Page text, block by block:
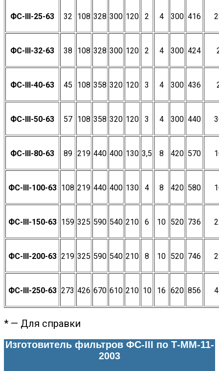
ФС-III-25-63 32 108 328 300 120 2 4 300 416
ФС-III-32-63 38 108 328 300 120 2 4 300 424
ФС-III-40-63 45 108 358 320 120 3 4 300 436
ФС-III-50-63 57 108 358 320 120 3 4 300 440
ФС-III-80-63 89 219 440 400 130 3,5 8 420 570
ФС-III-100-63 108 219 440 400 130 4 8 420 580
ФС-III-150-63 159 325 590 540 210 6 10 520 736
ФС-III-200-63 219 325 590 540 210 8 10 520 746
ФС-III-250-63 273 426 670 610 210 10 16 620 856
* — Для справки
Изготовитель фильтров ФС-III по Т-ММ-11-
2003